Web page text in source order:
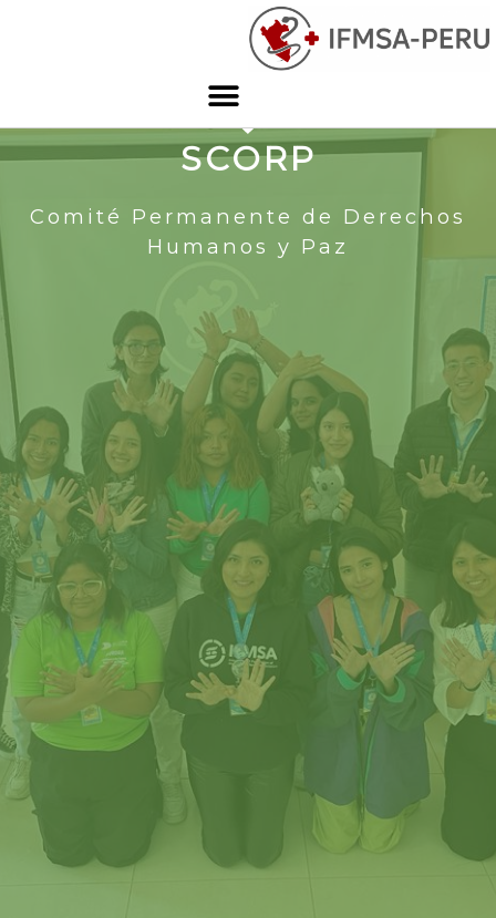
SCORP
Comité Permanente de Derechos
Humanos y Paz